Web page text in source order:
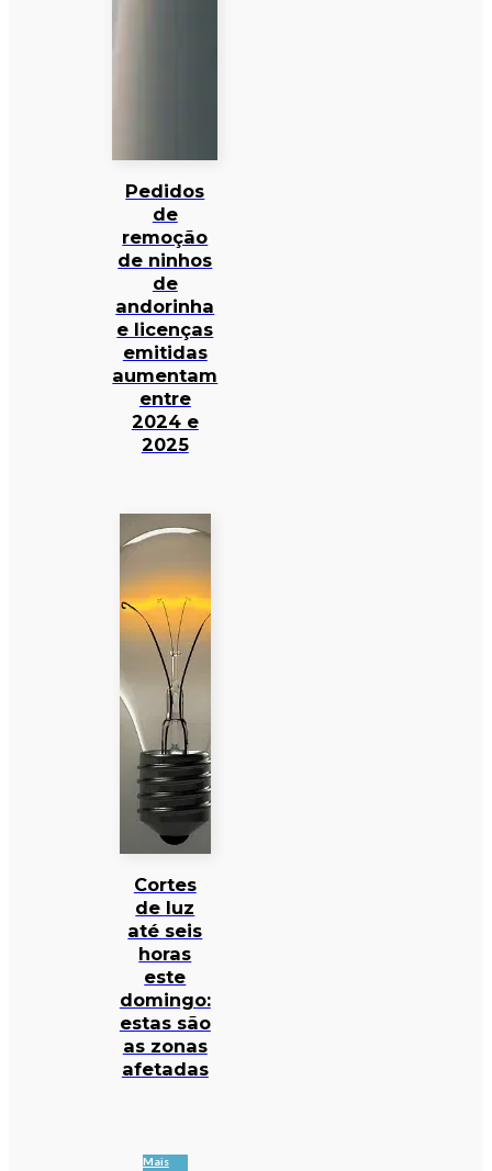
Pedidos
de
remoção
de ninhos
de
andorinha
e licenças
emitidas
aumentam
entre
2024 e
2025
Cortes
de luz
até seis
horas
este
domingo:
estas são
as zonas
afetadas
Mais